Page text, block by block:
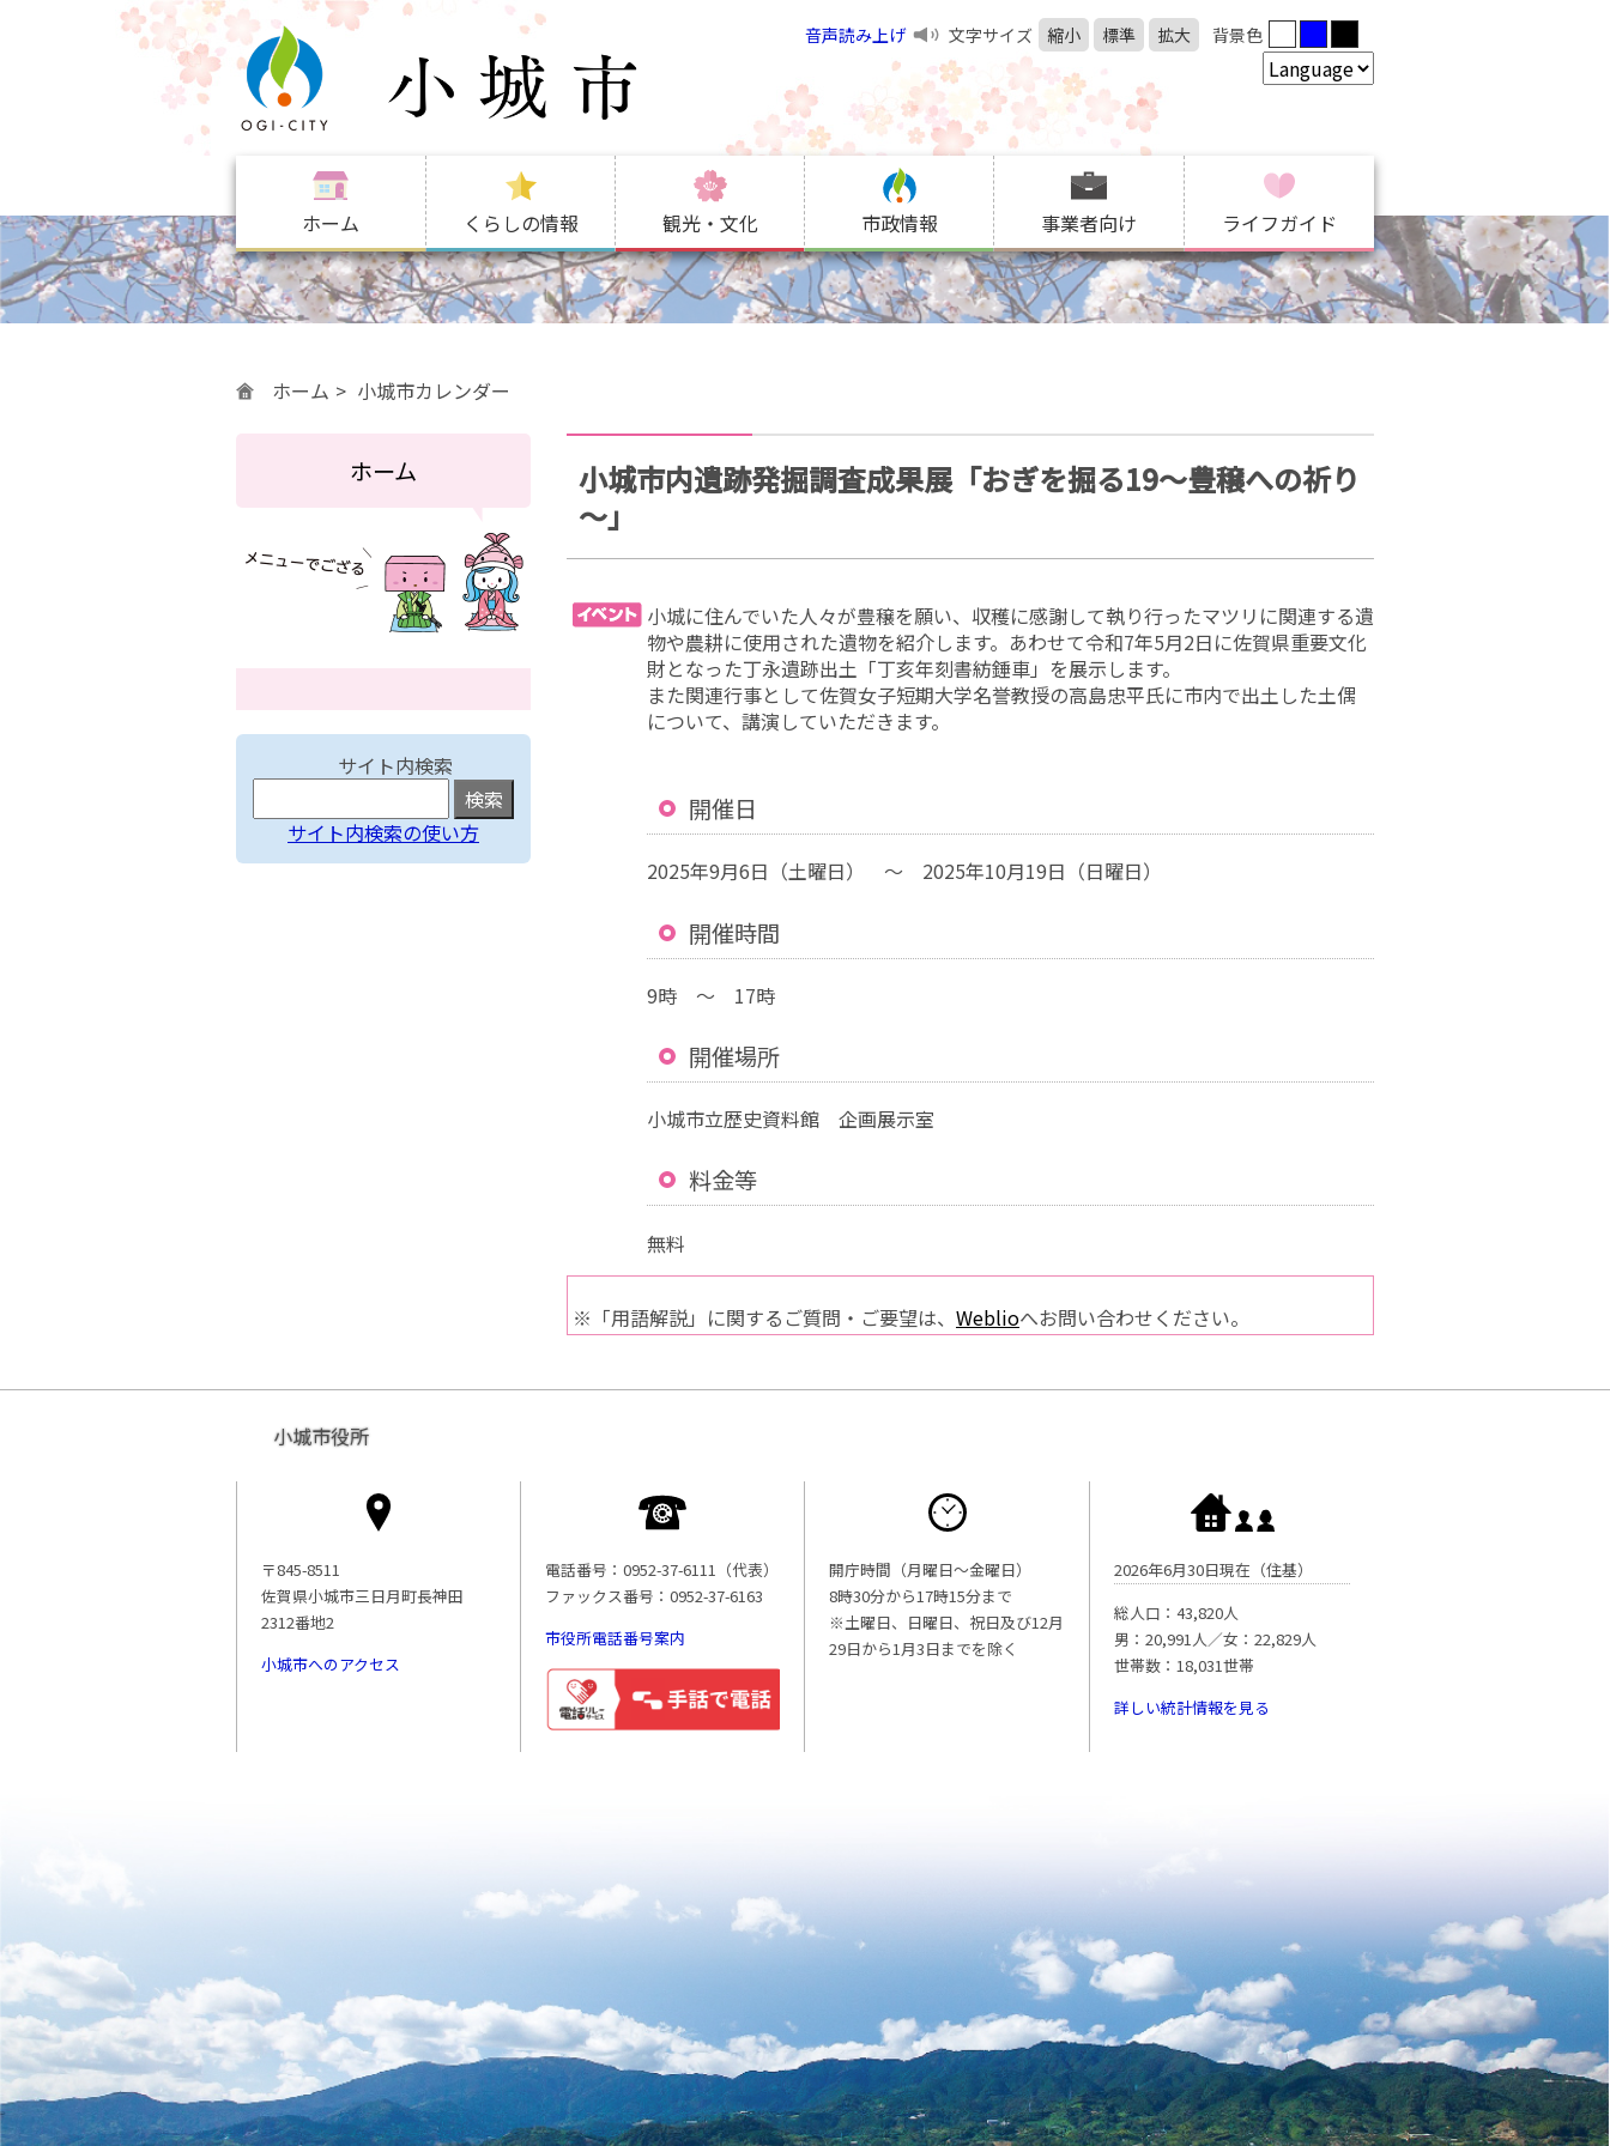
音声読み上げ 文字サイズ 縮小 標準 拡大 背景色
ホーム くらしの情報 観光・文化 市政情報 事業者向け ライフガイド
ホーム 小城市カレンダー
小城市内遺跡発掘調査成果展「おぎを掘る19～豊穣への祈り
～」
小城に住んでいた人々が豊穣を願い、収穫に感謝して執り行ったマツリに関連する遺
物や農耕に使用された遺物を紹介します。あわせて令和7年5月2日に佐賀県重要文化
財となった丁永遺跡出土「丁亥年刻書紡錘車」を展示します。
また関連行事として佐賀女子短期大学名誉教授の高島忠平氏に市内で出土した土偶
について、講演していただきます。
開催日
2025年9月6日（土曜日） ～ 2025年10月19日（日曜日）
開催時間
9時 ～ 17時
開催場所
小城市立歴史資料館 企画展示室
料金等
無料
※「用語解説」に関するご質問・ご要望は、 Weblioへお問い合わせください。
ホーム
サイト内検索
サイト内検索の使い方
小城市役所
〒845-8511
佐賀県小城市三日月町長神田
2312番地2
小城市へのアクセス
電話番号：0952-37-6111（代表）
ファックス番号：0952-37-6163
市役所電話番号案内
開庁時間（月曜日〜金曜日）
8時30分から17時15分まで
※土曜日、日曜日、祝日及び12月
29日から1月3日までを除く
2026年6月30日現在（住基）
総人口：43,820人
男：20,991人／女：22,829人
世帯数：18,031世帯
詳しい統計情報を見る